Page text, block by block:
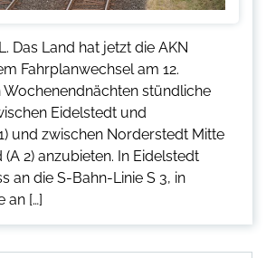
Das Land hat jetzt die AKN
Fahrplanwechsel am 12.
Wochenendnächten stündliche
Eidelstedt und
und zwischen Norderstedt Mitte
2) anzubieten. In Eidelstedt
an die S-Bahn-Linie S 3, in
an […]